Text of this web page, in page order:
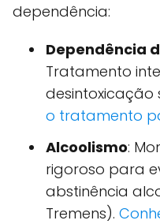
dependência:
Dependência
Tratamento
desintoxicação
o tratamento
Alcoolismo:
rigoroso para
abstinência
Tremens).